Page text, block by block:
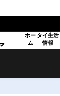
ホー
ム
タイ生活
情報